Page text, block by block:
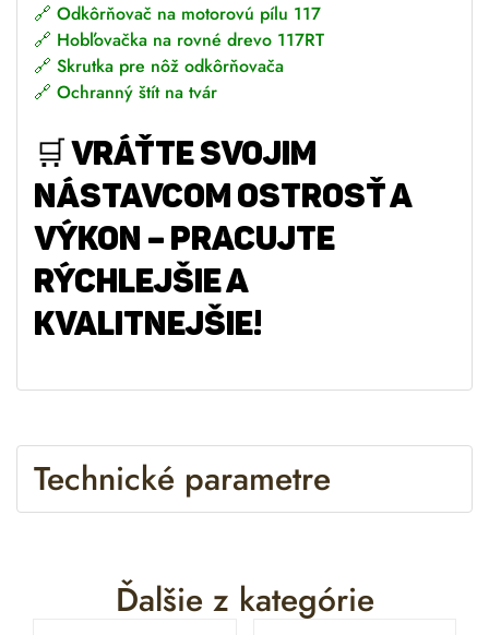
🔗 Odkôrňovač na motorovú pílu 117
🔗 Hobľovačka na rovné drevo 117RT
🔗 Skrutka pre nôž odkôrňovača
🔗 Ochranný štít na tvár
🛒VRÁŤTE SVOJIM
NÁSTAVCOM OSTROSŤ A
VÝKON – PRACUJTE
RÝCHLEJŠIE A
KVALITNEJŠIE!
Technické parametre
Ďalšie z kategórie